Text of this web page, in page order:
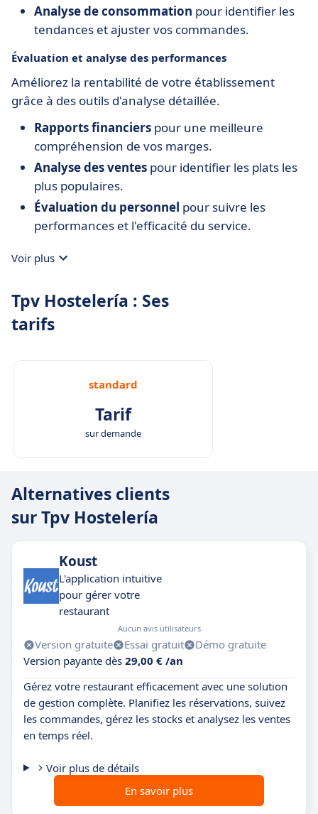
Analyse de consommation pour identifier les
tendances et ajuster vos commandes.
Évaluation et analyse des performances
Améliorez la rentabilité de votre établissement
grâce à des outils d'analyse détaillée.
Rapports financiers pour une meilleure
compréhension de vos marges.
Analyse des ventes pour identifier les plats les
plus populaires.
Évaluation du personnel pour suivre les
performances et l'efficacité du service.
Voir plus
Tpv Hostelería : Ses
tarifs
standard
Tarif
sur demande
Alternatives clients
sur Tpv Hostelería
Koust
L'application intuitive
pour gérer votre
restaurant
Aucun avis utilisateurs
Version gratuite Essai gratuit
Démo gratuite
Version payante dès 29,00 € /an
Gérez votre restaurant efficacement avec une solution
de gestion complète. Planifiez les réservations, suivez
les commandes, gérez les stocks et analysez les ventes
en temps réel.
Voir plus de détails
En savoir plus